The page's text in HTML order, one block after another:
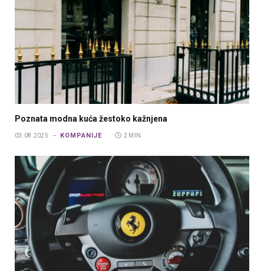
Poznata modna kuća žestoko kažnjena
03.08.2025. KOMPANIJE 2 MIN.